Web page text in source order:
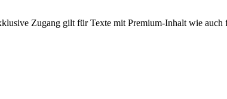
Zugang gilt für Texte mit Premium-Inhalt wie auch